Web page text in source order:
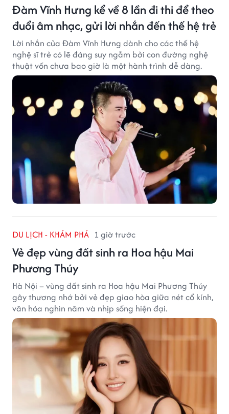
Đàm Vĩnh Hưng kể về 8 lần đi thi để theo
đuổi âm nhạc, gửi lời nhắn đến thế hệ trẻ
Lời nhắn của Đàm Vĩnh Hưng dành cho các thế hệ
nghệ sĩ trẻ có lẽ đáng suy ngẫm bởi con đường nghệ
thuật vốn chưa bao giờ là một hành trình dễ dàng.
DU LỊCH - KHÁM PHÁ 1 giờ trước
Vẻ đẹp vùng đất sinh ra Hoa hậu Mai
Phương Thúy
Hà Nội – vùng đất sinh ra Hoa hậu Mai Phương Thúy
gây thương nhớ bởi vẻ đẹp giao hòa giữa nét cổ kính,
văn hóa nghìn năm và nhịp sống hiện đại.